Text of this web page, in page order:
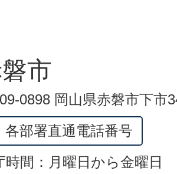
市
0898 岡山県赤磐市下市
各部署直通電話番号
時間：月曜日から金曜日